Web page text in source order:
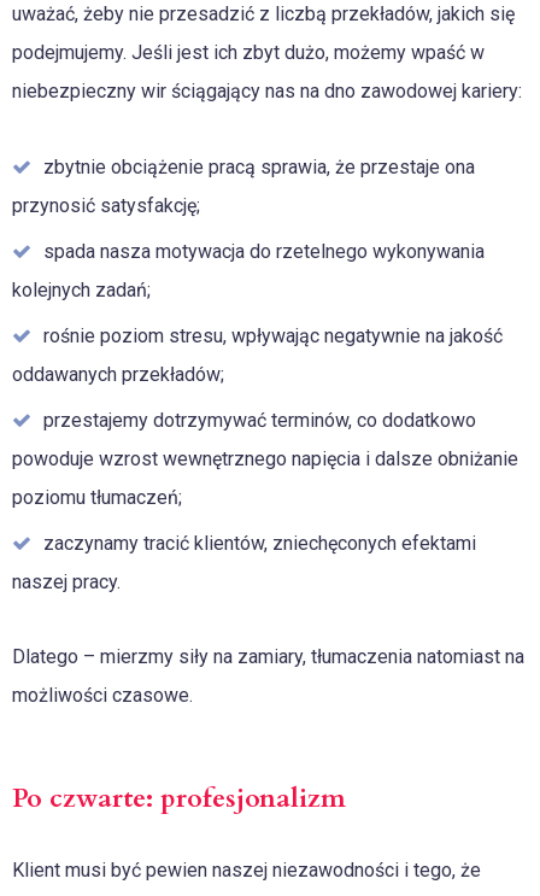
uważać, żeby nie przesadzić z liczbą przekładów, jakich się
podejmujemy. Jeśli jest ich zbyt dużo, możemy wpaść w
niebezpieczny wir ściągający nas na dno zawodowej kariery:
zbytnie obciążenie pracą sprawia, że przestaje ona
przynosić satysfakcję;
spada nasza motywacja do rzetelnego wykonywania
kolejnych zadań;
rośnie poziom stresu, wpływając negatywnie na jakość
oddawanych przekładów;
przestajemy dotrzymywać terminów, co dodatkowo
powoduje wzrost wewnętrznego napięcia i dalsze obniżanie
poziomu tłumaczeń;
zaczynamy tracić klientów, zniechęconych efektami
naszej pracy.
Dlatego – mierzmy siły na zamiary, tłumaczenia natomiast na
możliwości czasowe.
Po czwarte: profesjonalizm
Klient musi być pewien naszej niezawodności i tego, że